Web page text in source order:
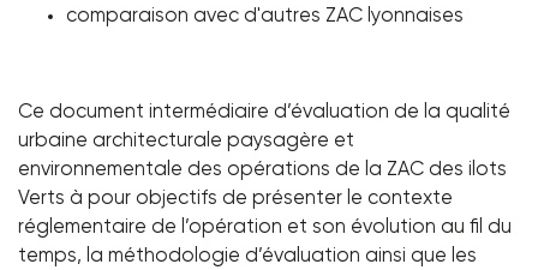
comparaison avec d'autres ZAC lyonnaises
Ce document intermédiaire d’évaluation de la qualité
urbaine architecturale paysagère et
environnementale des opérations de la ZAC des ilots
Verts à pour objectifs de présenter le contexte
réglementaire de l’opération et son évolution au fil du
temps, la méthodologie d’évaluation ainsi que les